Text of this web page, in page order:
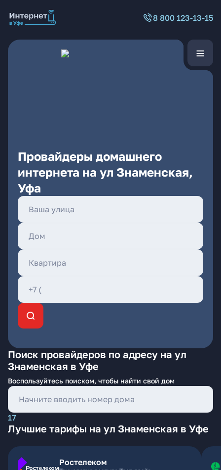
8 800 123-13-15
Провайдеры домашнего
интернета на ул Знаменская,
Уфа
Поиск провайдеров по адресу на ул
Знаменская в Уфе
Воспользуйтесь поиском, чтобы найти свой дом
17
Лучшие тарифы на ул Знаменская в Уфе
Ростелеком